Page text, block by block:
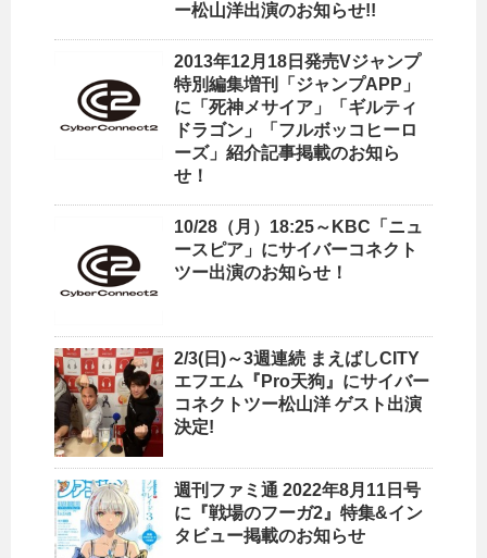
ー松山洋出演のお知らせ!!
2013年12月18日発売Vジャンプ
特別編集増刊「ジャンプAPP」
に「死神メサイア」「ギルティ
ドラゴン」「フルボッコヒーロ
ーズ」紹介記事掲載のお知ら
せ！
10/28（月）18:25～KBC「ニュ
ースピア」にサイバーコネクト
ツー出演のお知らせ！
2/3(日)～3週連続 まえばしCITY
エフエム『Pro天狗』にサイバー
コネクトツー松山洋 ゲスト出演
決定!
週刊ファミ通 2022年8月11日号
に『戦場のフーガ2』特集&イン
タビュー掲載のお知らせ